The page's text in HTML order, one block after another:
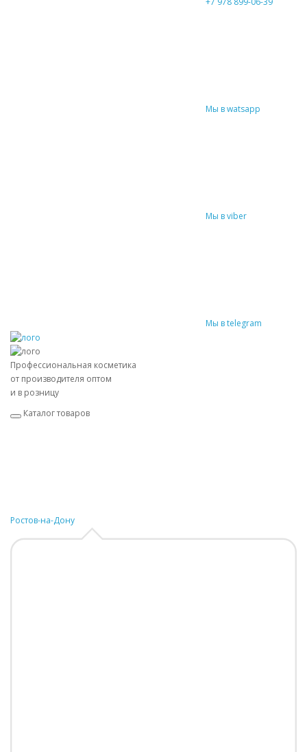
Мы в watsapp
Мы в viber
Мы в telegram
Профессиональная косметика
от производителя оптом
и в розницу
Каталог товаров
Ростов-на-Дону